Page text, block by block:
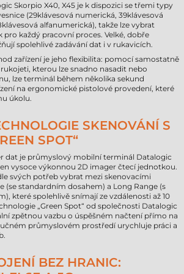
Skorpio X40, X45 je k dispozici se třemi typy
(29klávesová numerická, 39klávesová
alfanumerická), takže lze vybrat
pro každý pracovní proces. Velké, dobře
spolehlivé zadávání dat i v rukavicích.
zařízení je jeho flexibilita: pomocí samostatně
kterou lze snadno nasadit nebo
lze terminál během několika sekund
na ergonomické pistolové provedení, které
úkolu.
SKENOVÁNÍ S
SPOT“
dat je průmyslový mobilní terminál Datalogic
vysoce výkonnou 2D imager čtecí jednotkou.
svých potřeb vybrat mezi skenovacími
(se standardním dosahem) a Long Range (s
které spolehlivě snímají ze vzdálenosti až 10
„Green Spot“ od společnosti Datalogic
zpětnou vazbu o úspěšném načtení přímo na
průmyslovém prostředí urychluje práci a
BEZ HRANIC: